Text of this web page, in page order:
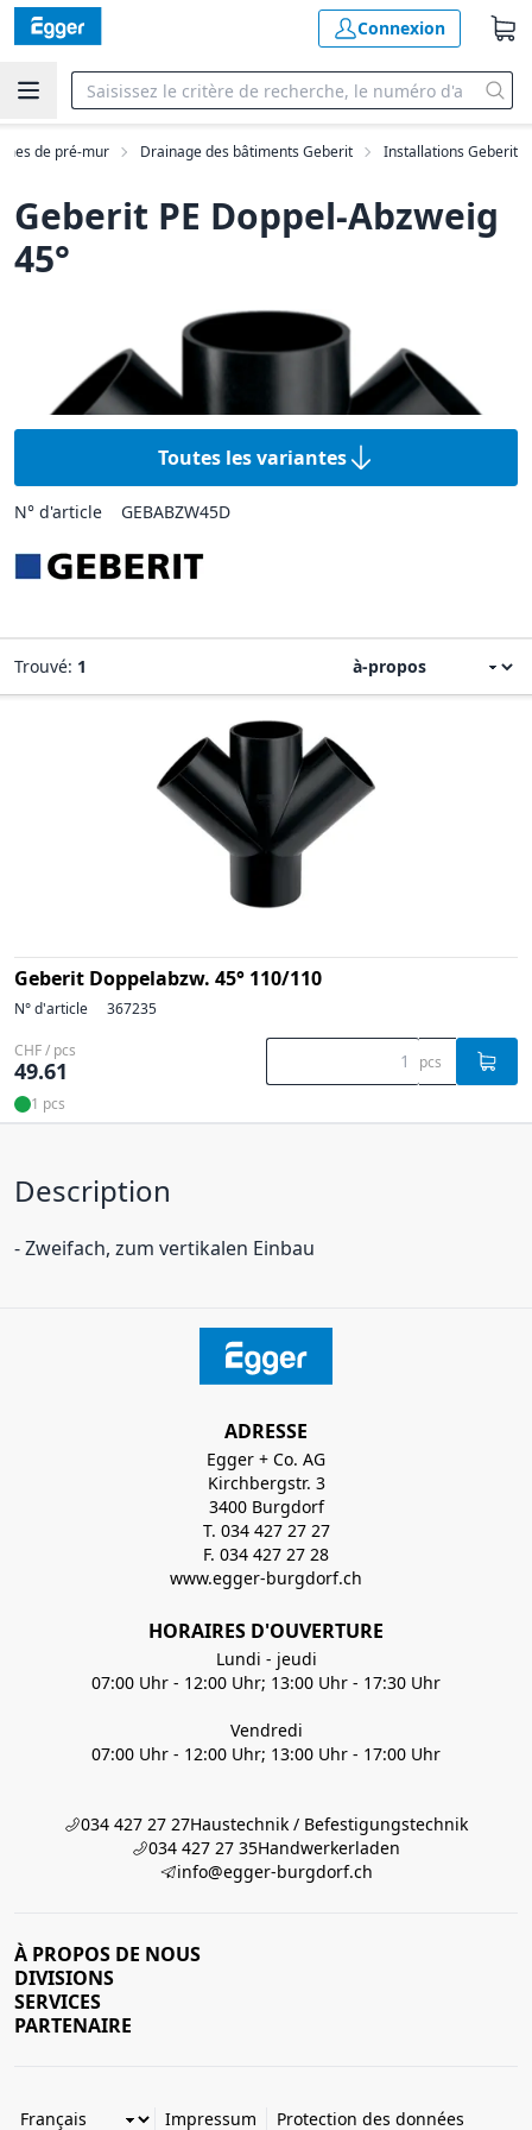
Connexion
de pré-mur Drainage des bâtiments Geberit Installations Geberit
Geberit PE Doppel-Abzweig
45°
Toutes les variantes
N° d'article GEBABZW45D
Trouvé: 1
Geberit Doppelabzw. 45° 110/110
N° d'article 367235
CHF / pcs
49.61 pcs
1 pcs
Description
- Zweifach, zum vertikalen Einbau
ADRESSE
Egger + Co. AG
Kirchbergstr. 3
3400 Burgdorf
T. 034 427 27 27
F. 034 427 27 28
www.egger-burgdorf.ch
HORAIRES D'OUVERTURE
Lundi - jeudi
07:00 Uhr - 12:00 Uhr; 13:00 Uhr - 17:30 Uhr
Vendredi
07:00 Uhr - 12:00 Uhr; 13:00 Uhr - 17:00 Uhr
034 427 27 27Haustechnik / Befestigungstechnik
034 427 27 35Handwerkerladen
info@egger-burgdorf.ch
À PROPOS DE NOUS
DIVISIONS
SERVICES
PARTENAIRE
Impressum Protection des données